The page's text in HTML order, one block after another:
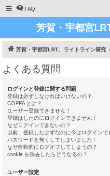
FAQ
芳賀・宇都宮
芳賀・宇都宮LRT、ライトライン研究
よくある質問
ログインと登録に関する問題
登録は必ずしなければいけないの？
COPPA とは？
ユーザー登録できません！
登録はしたのにログインできません！
なぜログインできないの？
以前、登録したはずなのに今はログインで
パスワードを無くしてしまいました！
なぜ自動的にログオフしてしまうの？
cookie を消去したらどうなるの？
ユーザー設定